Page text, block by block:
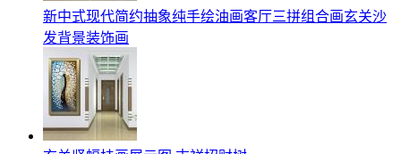
新中式现代简约抽象纯手绘油画客厅三拼组合画玄关沙
发背景装饰画